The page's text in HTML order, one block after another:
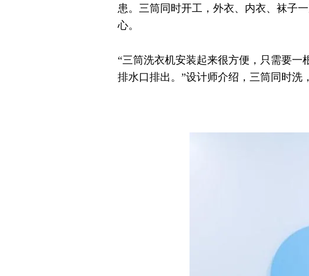
患。三筒同时开工，外衣、内衣、袜子
心。
“三筒洗衣机安装起来很方便，只需要
排水口排出。”设计师介绍，三筒同时洗